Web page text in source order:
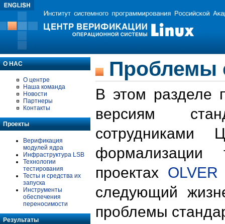
О НАС
О центре
Наша команда
Новости
Партнеры
Контакты
Проекты
Верификация
модулей ядра
Инфраструктура LSB
Технологии
тестирования
Тесты и средства их
запуска
Инструменты
обеспечения
переносимости
Результаты
Проблемы
В этом разделе
версиям
формализации
проектах OLVER
следующий
проблемы